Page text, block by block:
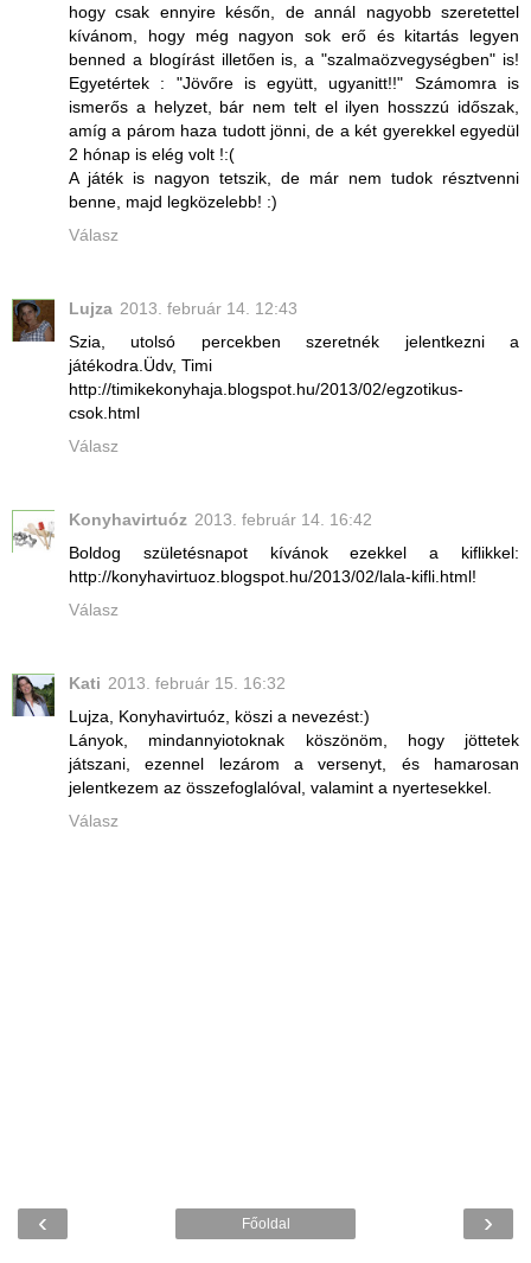
hogy csak ennyire későn, de annál nagyobb szeretettel
kívánom, hogy még nagyon sok erő és kitartás legyen
benned a blogírást illetően is, a "szalmaözvegységben" is!
Egyetértek : "Jövőre is együtt, ugyanitt!!" Számomra is
ismerős a helyzet, bár nem telt el ilyen hosszzú időszak,
amíg a párom haza tudott jönni, de a két gyerekkel egyedül
2 hónap is elég volt !:(
A játék is nagyon tetszik, de már nem tudok résztvenni
benne, majd legközelebb! :)
Válasz
Lujza 2013. február 14. 12:43
Szia, utolsó percekben szeretnék jelentkezni a
játékodra.Üdv, Timi
http://timikekonyhaja.blogspot.hu/2013/02/egzotikus-
csok.html
Válasz
Konyhavirtuóz 2013. február 14. 16:42
Boldog születésnapot kívánok ezekkel a kiflikkel:
http://konyhavirtuoz.blogspot.hu/2013/02/lala-kifli.html!
Válasz
Kati 2013. február 15. 16:32
Lujza, Konyhavirtuóz, köszi a nevezést:)
Lányok, mindannyiotoknak köszönöm, hogy jöttetek
játszani, ezennel lezárom a versenyt, és hamarosan
jelentkezem az összefoglalóval, valamint a nyertesekkel.
Válasz
‹ ›
Főoldal